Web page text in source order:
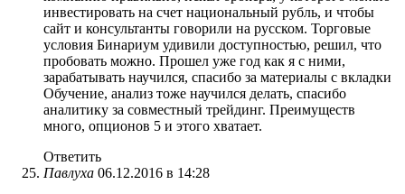
инвестировать на счет национальный рубль, и чтобы
сайт и консультанты говорили на русском. Торговые
условия Бинариум удивили доступностью, решил, что
пробовать можно. Прошел уже год как я с ними,
зарабатывать научился, спасибо за материалы с вкладки
Обучение, анализ тоже научился делать, спасибо
аналитику за совместный трейдинг. Преимуществ
много, опционов 5 и этого хватает.
Ответить
Павлуха 06.12.2016 в 14:28